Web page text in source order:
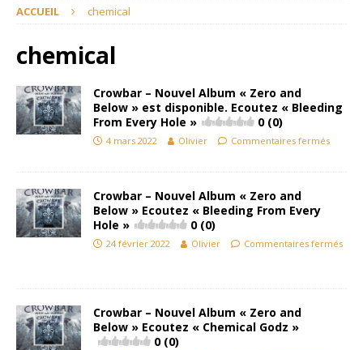
ACCUEIL chemical
chemical
Crowbar – Nouvel Album « Zero and
Below » est disponible. Ecoutez « Bleeding
From Every Hole »
0 (0)
4 mars 2022 Olivier Commentaires fermés
Crowbar – Nouvel Album « Zero and
Below » Ecoutez « Bleeding From Every
Hole »
0 (0)
24 février 2022 Olivier Commentaires fermés
Crowbar – Nouvel Album « Zero and
Below » Ecoutez « Chemical Godz »
0 (0)